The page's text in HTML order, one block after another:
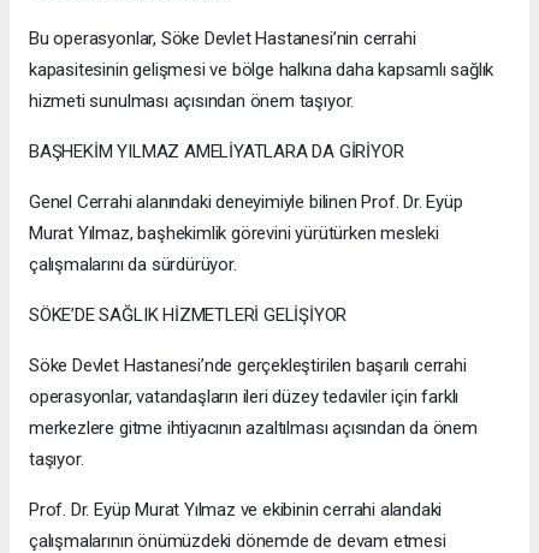
Bu operasyonlar, Söke Devlet Hastanesi’nin cerrahi
kapasitesinin gelişmesi ve bölge halkına daha kapsamlı sağlık
hizmeti sunulması açısından önem taşıyor.
BAŞHEKİM YILMAZ AMELİYATLARA DA GİRİYOR
Genel Cerrahi alanındaki deneyimiyle bilinen Prof. Dr. Eyüp
Murat Yılmaz, başhekimlik görevini yürütürken mesleki
çalışmalarını da sürdürüyor.
SÖKE’DE SAĞLIK HİZMETLERİ GELİŞİYOR
Söke Devlet Hastanesi’nde gerçekleştirilen başarılı cerrahi
operasyonlar, vatandaşların ileri düzey tedaviler için farklı
merkezlere gitme ihtiyacının azaltılması açısından da önem
taşıyor.
Prof. Dr. Eyüp Murat Yılmaz ve ekibinin cerrahi alandaki
çalışmalarının önümüzdeki dönemde de devam etmesi